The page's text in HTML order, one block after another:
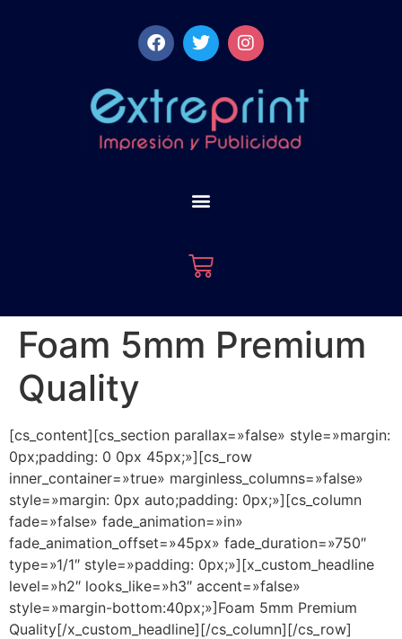
Foam 5mm Premium
Quality
[cs_content][cs_section parallax=»false» style=»margin:
0px;padding: 0 0px 45px;»][cs_row
inner_container=»true» marginless_columns=»false»
style=»margin: 0px auto;padding: 0px;»][cs_column
fade=»false» fade_animation=»in»
fade_animation_offset=»45px» fade_duration=»750″
type=»1/1″ style=»padding: 0px;»][x_custom_headline
level=»h2″ looks_like=»h3″ accent=»false»
style=»margin-bottom:40px;»]Foam 5mm Premium
Quality[/x_custom_headline][/cs_column][/cs_row]